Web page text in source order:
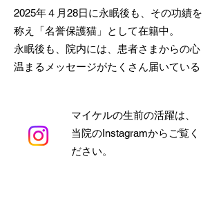
2025年４月28日に永眠後も、その功績を
称え「名誉保護猫」として在籍中。
永眠後も、院内には、患者さまからの心
温まるメッセージがたくさん届いている
マイケルの生前の活躍は、
​当院のInstagramからご覧く
ださい。